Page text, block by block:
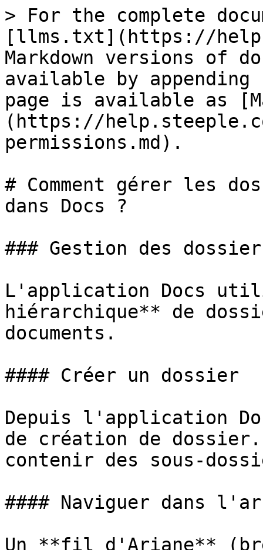
> For the complete
[llms.txt](https://
Markdown versions of
available by
page is available as
(https://
permissions.md).
# Comment gérer les
dans Docs ?
### Gestion des
L'application Docs
hiérarchique** de
documents.
#### Créer un dossier
Depuis l'application
de création de dossier.
contenir des sous-
#### Naviguer dans
Un **fil d'Ariane**